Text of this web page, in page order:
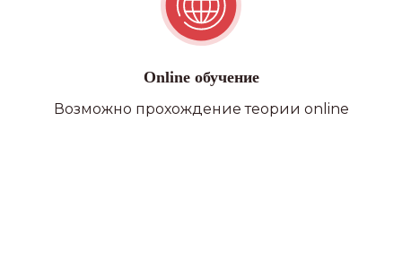
Online обучение
Возможно прохождение теории online